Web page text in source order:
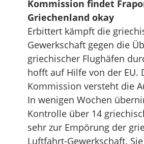
Kommission findet
Griechenland okay
Erbittert kämpft die
Gewerkschaft gegen die
griechischer Flughäfen
hofft auf Hilfe von der EU.
Kommission versteht die
In wenigen Wochen
Kontrolle über 14
sehr zur Empörung der
Luftfahrt-Gewerkschaft.